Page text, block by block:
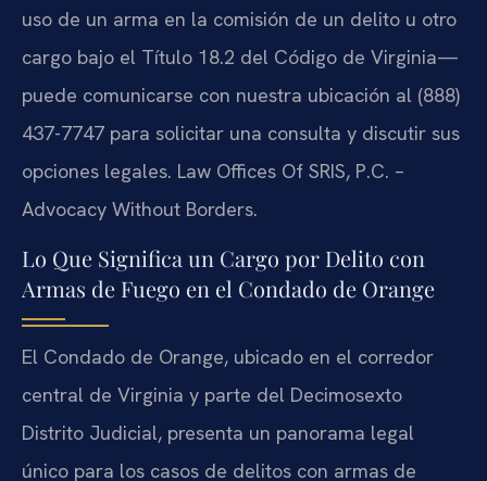
uso de un arma en la comisión de un delito u otro
cargo bajo el Título 18.2 del Código de Virginia—
puede comunicarse con nuestra ubicación al (888)
437-7747 para solicitar una consulta y discutir sus
opciones legales. Law Offices Of SRIS, P.C. –
Advocacy Without Borders.
Lo Que Significa un Cargo por Delito con
Armas de Fuego en el Condado de Orange
El Condado de Orange, ubicado en el corredor
central de Virginia y parte del Decimosexto
Distrito Judicial, presenta un panorama legal
único para los casos de delitos con armas de